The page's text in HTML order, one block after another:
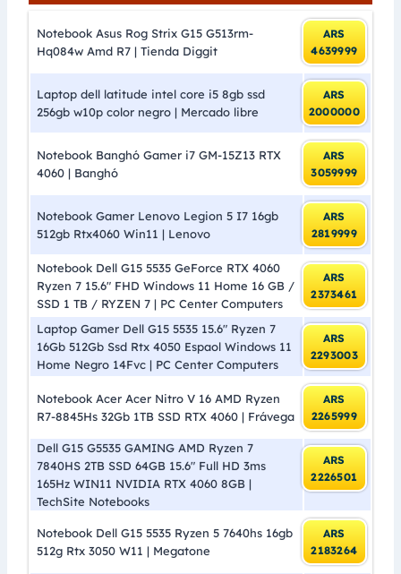
Notebook Asus Rog Strix G15 G513rm-
Hq084w Amd R7 | Tienda Diggit
ARS
4639999
Laptop dell latitude intel core i5 8gb ssd
256gb w10p color negro | Mercado libre
ARS
2000000
Notebook Banghó Gamer i7 GM-15Z13 RTX
4060 | Banghó
ARS
3059999
Notebook Gamer Lenovo Legion 5 I7 16gb
512gb Rtx4060 Win11 | Lenovo
ARS
2819999
Notebook Dell G15 5535 GeForce RTX 4060
Ryzen 7 15.6″ FHD Windows 11 Home 16 GB /
SSD 1 TB / RYZEN 7 | PC Center Computers
ARS
2373461
Laptop Gamer Dell G15 5535 15.6″ Ryzen 7
16Gb 512Gb Ssd Rtx 4050 Espaol Windows 11
Home Negro 14Fvc | PC Center Computers
ARS
2293003
Notebook Acer Acer Nitro V 16 AMD Ryzen
R7-8845Hs 32Gb 1TB SSD RTX 4060 | Frávega
ARS
2265999
Dell G15 G5535 GAMING AMD Ryzen 7
7840HS 2TB SSD 64GB 15.6″ Full HD 3ms
165Hz WIN11 NVIDIA RTX 4060 8GB |
TechSite Notebooks
ARS
2226501
Notebook Dell G15 5535 Ryzen 5 7640hs 16gb
512g Rtx 3050 W11 | Megatone
ARS
2183264